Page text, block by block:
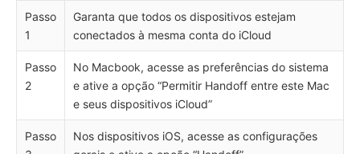
Passo
1
Garanta que todos os dispositivos estejam
conectados à mesma conta do iCloud
Passo
2
No Macbook, acesse as preferências do sistema
e ative a opção “Permitir Handoff entre este Mac
e seus dispositivos iCloud”
Passo
Nos dispositivos iOS, acesse as configurações